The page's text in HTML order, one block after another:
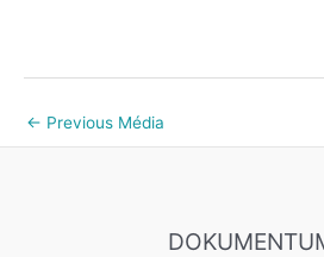
← Previous Média